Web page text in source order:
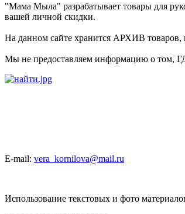
"Мама Мыла" разрабатывает товары для
вашей личной скидки.
На данном сайте хранится АРХИВ товаров,
Мы не предоставляем информацию о том,
E-mail: vera_kornilova@mail.ru
Использование текстовых и фото